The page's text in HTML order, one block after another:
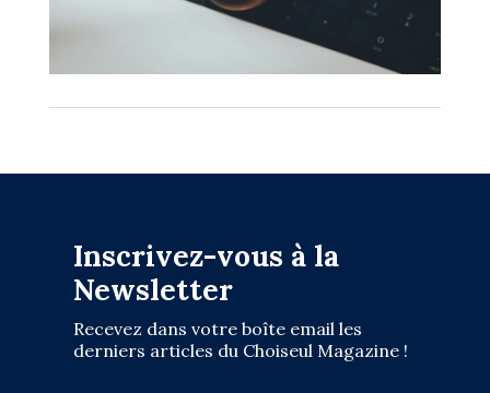
Inscrivez-vous à la
Newsletter
Recevez dans votre boîte email les
derniers articles du Choiseul Magazine !